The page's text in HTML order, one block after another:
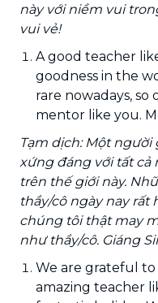
này với niềm vui
vui vẻ!
A good teacher
goodness in the
rare nowadays, so
mentor like you.
Tạm dịch: Một
xứng đáng với tất
trên thế giới này.
thầy/cô ngày nay rất
chúng tôi thật may
như thầy/cô. Giáng
We are grateful
amazing teacher